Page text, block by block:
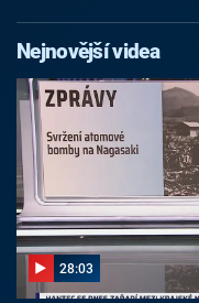
Nejnovější videa
28:03